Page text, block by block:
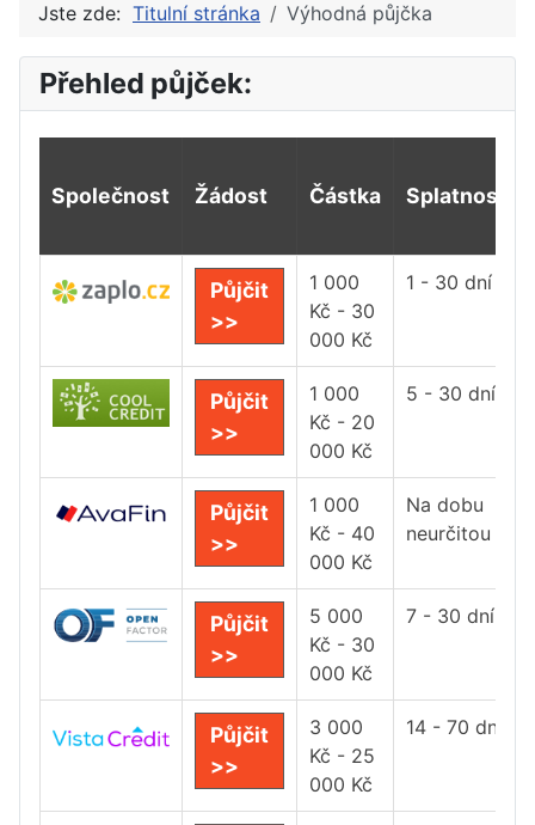
Jste zde: Titulní stránka Výhodná půjčka
Přehled půjček:
Společnost Žádost Částka Splatnost
Půjčit
>>
1 000
Kč - 30
000 Kč
1 - 30 dní
Půjčit
>>
1 000
Kč - 20
000 Kč
5 - 30 dní
Půjčit
>>
1 000
Kč - 40
000 Kč
Na dobu
neurčitou
Půjčit
>>
5 000
Kč - 30
000 Kč
7 - 30 dní
Půjčit
>>
3 000
Kč - 25
000 Kč
14 - 70 dní